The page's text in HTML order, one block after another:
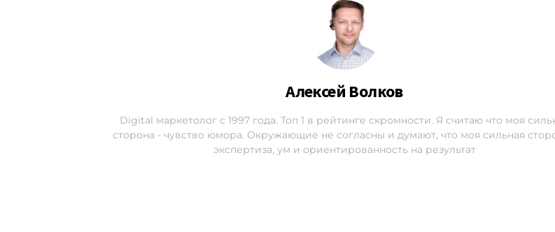
Алексей Волков
Digital маркетолог с 1997 года. Топ 1 в рейтинге скромности. Я считаю что моя
сторона - чувство юмора. Окружающие не согласны и думают, что моя сильная
экспертиза, ум и ориентированность на результат